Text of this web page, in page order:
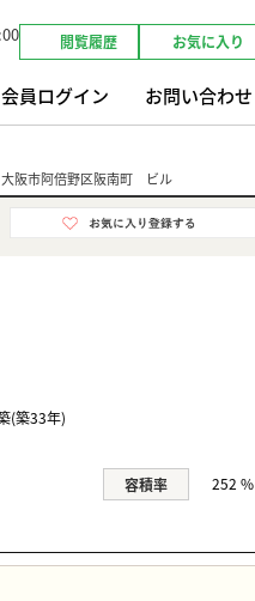
閲覧履歴 お気に入り
会員ログイン お問い合わせ
大阪市阿倍野区阪南町 ビル
(築33年)
容積率 252 %